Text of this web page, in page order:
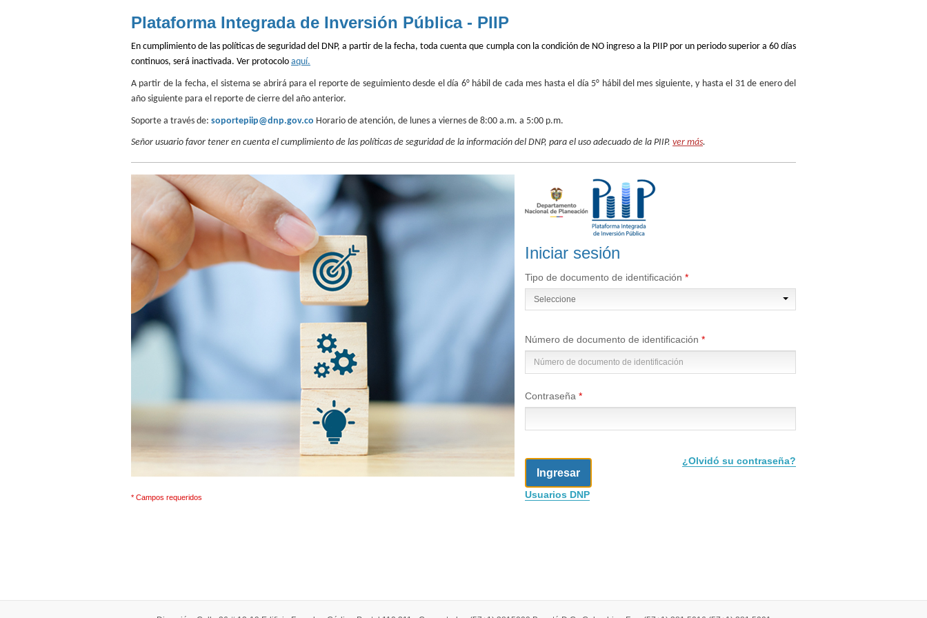
Plataforma Integrada de Inversión Pública - PIIP
En cumplimiento de las políticas de seguridad del DNP, a partir de la fecha, toda cuenta que cumpla con la condición de NO ingreso a la PIIP por un periodo superior a 60 días
continuos, será inactivada. Ver protocolo aquí.
A partir de la fecha, el sistema se abrirá para el reporte de seguimiento desde el día 6° hábil de cada mes hasta el día 5° hábil del mes siguiente, y hasta el 31 de enero del
año siguiente para el reporte de cierre del año anterior.
Soporte a través de: soportepiip@dnp.gov.co Horario de atención, de lunes a viernes de 8:00 a.m. a 5:00 p.m.
Señor usuario favor tener en cuenta el cumplimiento de las políticas de seguridad de la información del DNP, para el uso adecuado de la PIIP. ver más.
* Campos requeridos
Iniciar sesión
Tipo de documento de identificación
Seleccione
Número de documento de identificación
Contraseña
¿Olvidó su contraseña?
Usuarios DNP